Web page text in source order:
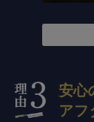
安心
アフ